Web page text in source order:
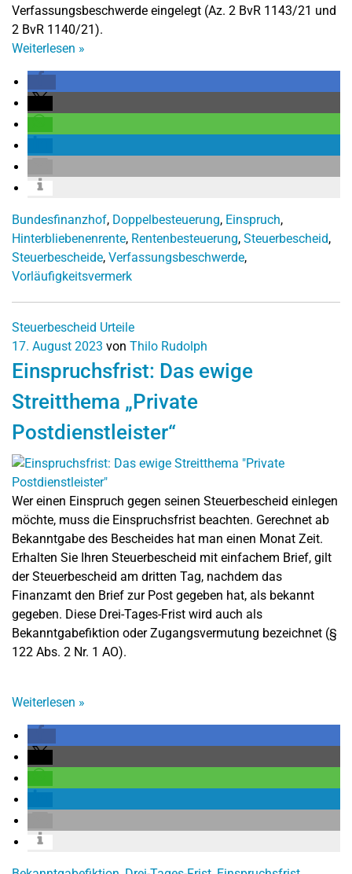
Verfassungsbeschwerde eingelegt (Az. 2 BvR 1143/21 und
2 BvR 1140/21).
Weiterlesen »
Bundesfinanzhof, Doppelbesteuerung, Einspruch,
Hinterbliebenenrente, Rentenbesteuerung, Steuerbescheid,
Steuerbescheide, Verfassungsbeschwerde,
Vorläufigkeitsvermerk
Steuerbescheid Urteile
17. August 2023 von Thilo Rudolph
Einspruchsfrist: Das ewige
Streitthema „Private
Postdienstleister“
Wer einen Einspruch gegen seinen Steuerbescheid einlegen
möchte, muss die Einspruchsfrist beachten. Gerechnet ab
Bekanntgabe des Bescheides hat man einen Monat Zeit.
Erhalten Sie Ihren Steuerbescheid mit einfachem Brief, gilt
der Steuerbescheid am dritten Tag, nachdem das
Finanzamt den Brief zur Post gegeben hat, als bekannt
gegeben. Diese Drei-Tages-Frist wird auch als
Bekanntgabefiktion oder Zugangsvermutung bezeichnet (§
122 Abs. 2 Nr. 1 AO).
Weiterlesen »